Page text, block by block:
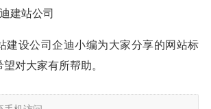
建站公司
建设公司企迪小编为大家分享的网站标
对大家有所帮助。